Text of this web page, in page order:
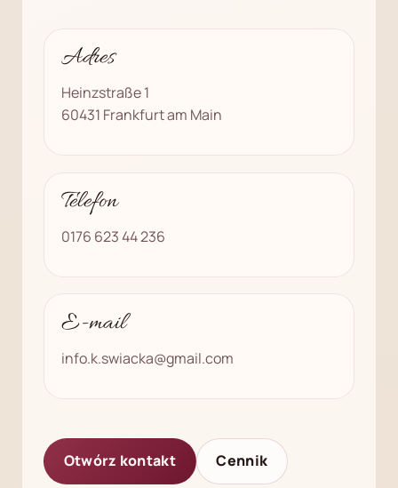
Adres
Heinzstraße 1
60431 Frankfurt am Main
Telefon
0176 623 44 236
E-mail
info.k.swiacka@gmail.com
Otwórz kontakt Cennik